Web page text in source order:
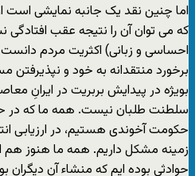
اما چنین نقد یک جانبه‌ نمایشی است
که می توان آن را نتیجه عقب
احساسی و زبانی) اکثریت مردم
برخورد منتقدانه به خود و
بویژه در پیدایش بربریت در ایرانِ
سلطنت طلبان نیست. همه ما که در
حکومت آخوندی هستیم، در ارزیابی
زمینه مشکل داریم. همه ما هنوز هم
حوادثی بوده ایم که منشاء آن دیگران